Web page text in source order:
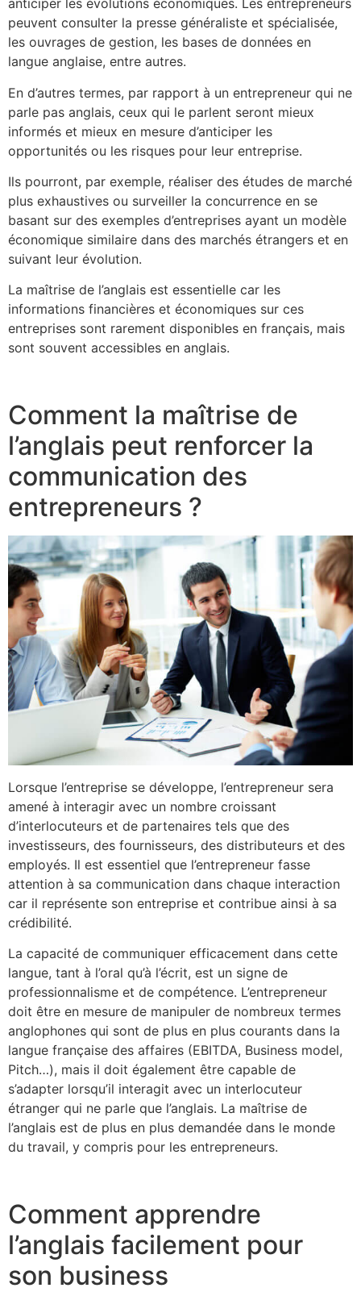
anticiper les évolutions économiques. Les entrepreneurs
peuvent consulter la presse généraliste et spécialisée,
les ouvrages de gestion, les bases de données en
langue anglaise, entre autres.
En d’autres termes, par rapport à un entrepreneur qui ne
parle pas anglais, ceux qui le parlent seront mieux
informés et mieux en mesure d’anticiper les
opportunités ou les risques pour leur entreprise.
Ils pourront, par exemple, réaliser des études de marché
plus exhaustives ou surveiller la concurrence en se
basant sur des exemples d’entreprises ayant un modèle
économique similaire dans des marchés étrangers et en
suivant leur évolution.
La maîtrise de l’anglais est essentielle car les
informations financières et économiques sur ces
entreprises sont rarement disponibles en français, mais
sont souvent accessibles en anglais.
Comment la maîtrise de
l’anglais peut renforcer la
communication des
entrepreneurs ?
Lorsque l’entreprise se développe, l’entrepreneur sera
amené à interagir avec un nombre croissant
d’interlocuteurs et de partenaires tels que des
investisseurs, des fournisseurs, des distributeurs et des
employés. Il est essentiel que l’entrepreneur fasse
attention à sa communication dans chaque interaction
car il représente son entreprise et contribue ainsi à sa
crédibilité.
La capacité de communiquer efficacement dans cette
langue, tant à l’oral qu’à l’écrit, est un signe de
professionnalisme et de compétence. L’entrepreneur
doit être en mesure de manipuler de nombreux termes
anglophones qui sont de plus en plus courants dans la
langue française des affaires (EBITDA, Business model,
Pitch…), mais il doit également être capable de
s’adapter lorsqu’il interagit avec un interlocuteur
étranger qui ne parle que l’anglais. La maîtrise de
l’anglais est de plus en plus demandée dans le monde
du travail, y compris pour les entrepreneurs.
Comment apprendre
l’anglais facilement pour
son business